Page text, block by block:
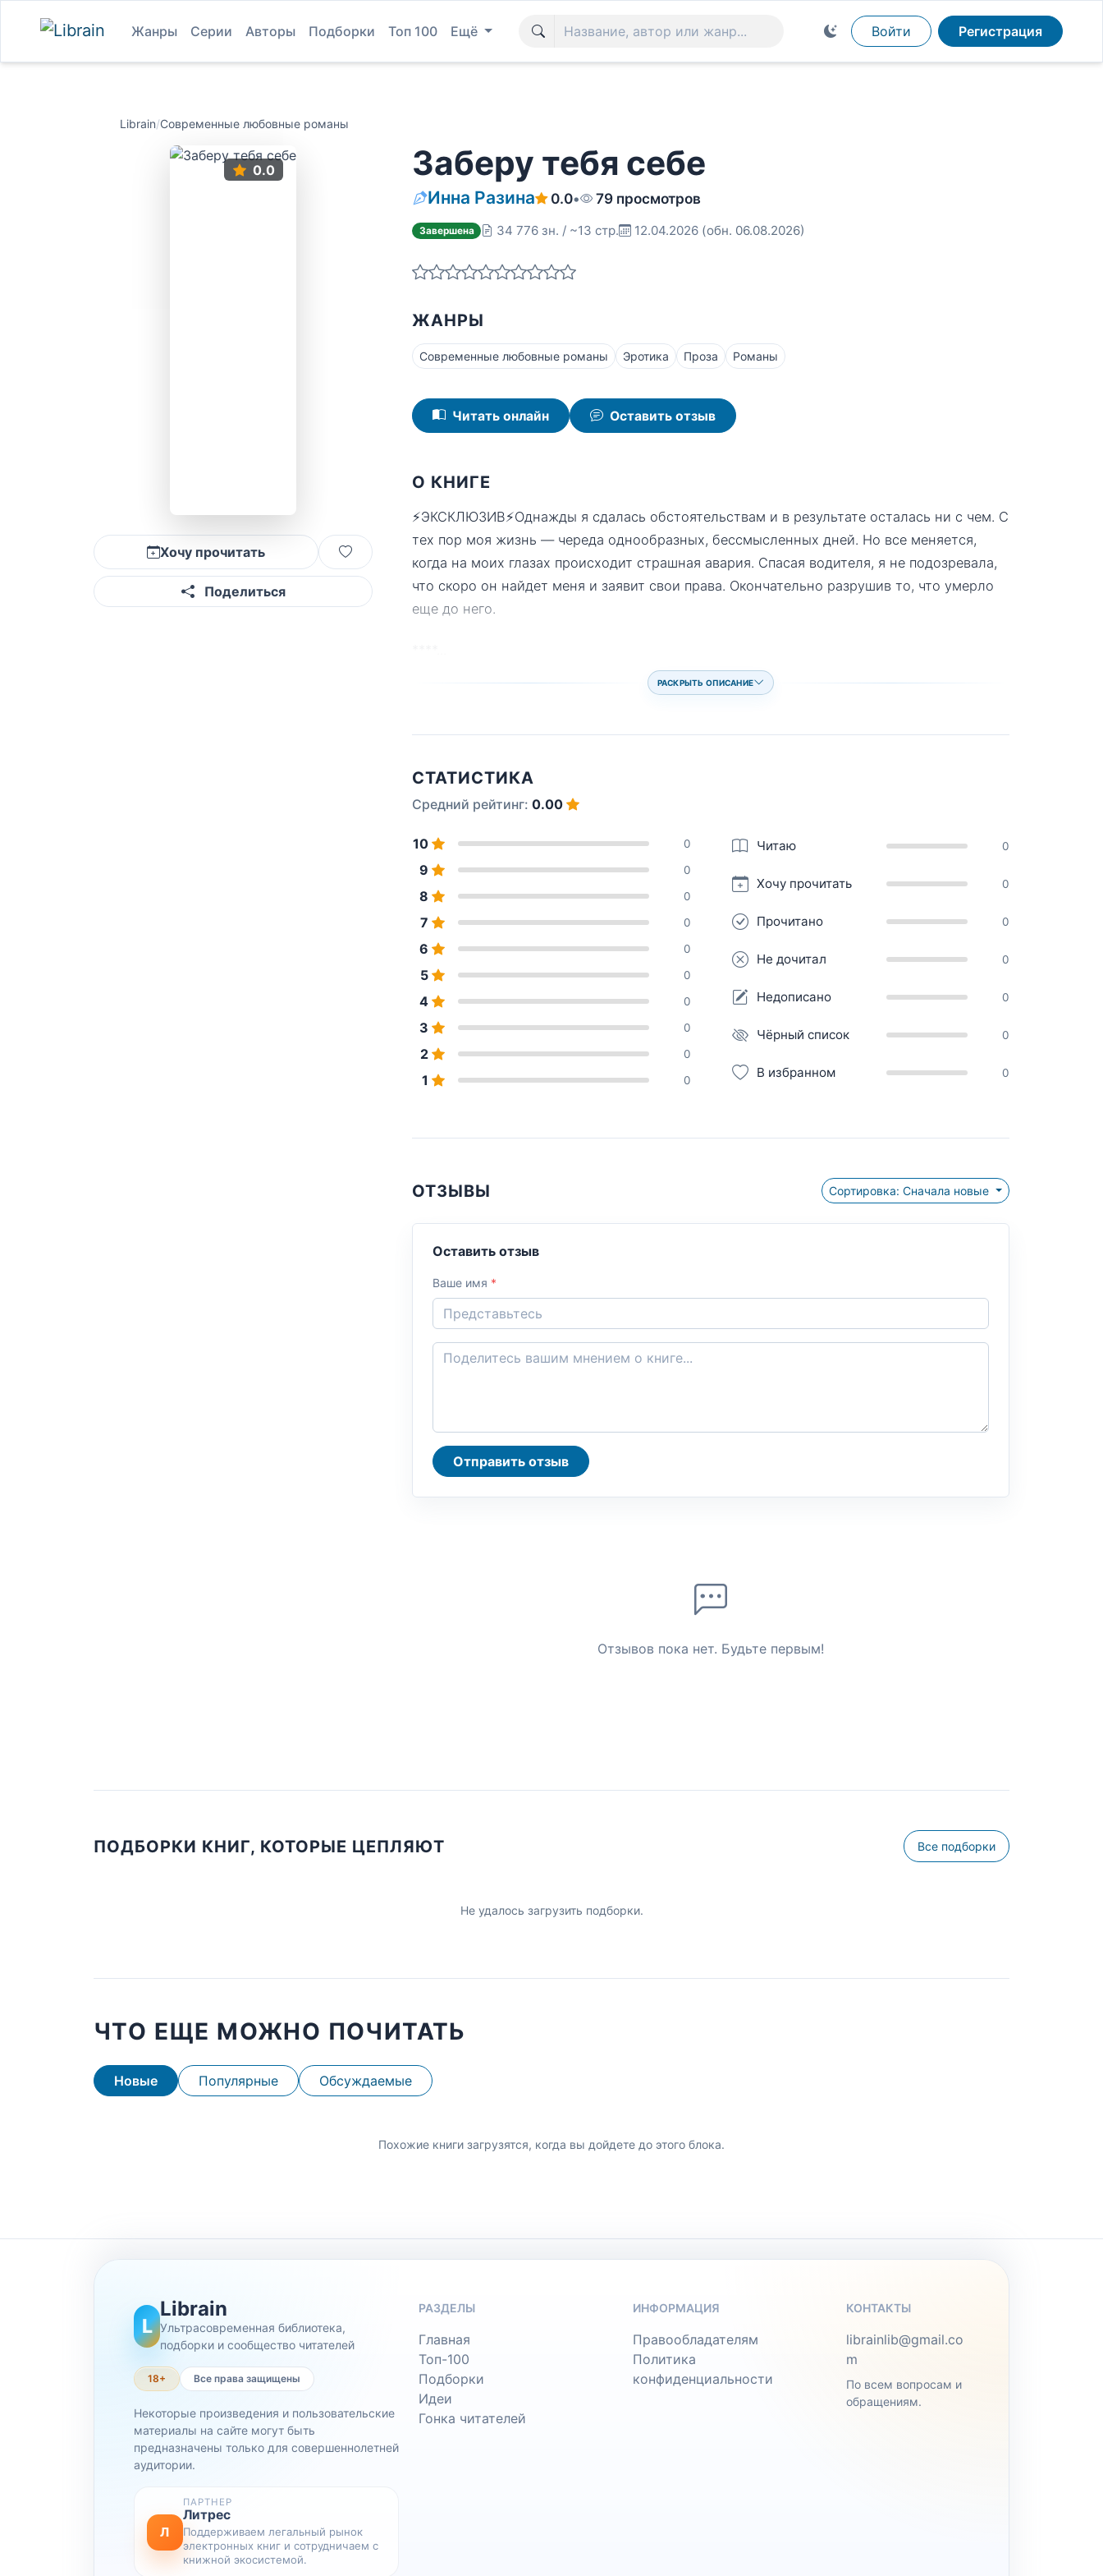
Жанры Серии Авторы Подборки Топ 100 Ещё Войти Регистрация
Librain/Современные любовные романы
0.0
Хочу прочитать
Поделиться
Заберу тебя себе
Инна Разина 0.0• 79 просмотров
Завершена 34 776 зн. / ~13 стр. 12.04.2026 (обн. 06.08.2026)
ЖАНРЫ
Современные любовные романы Эротика Проза Романы
Читать онлайн Оставить отзыв
О КНИГЕ
⚡️ЭКСКЛЮЗИВ⚡️Однажды я сдалась обстоятельствам и в результате осталась ни с чем. С
тех пор моя жизнь — череда однообразных, бессмысленных дней. Но все меняется,
когда на моих глазах происходит страшная авария. Спасая водителя, я не подозревала,
что скоро он найдет меня и заявит свои права. Окончательно разрушив то, что умерло
еще до него.
РАСКРЫТЬ ОПИСАНИЕ
СТАТИСТИКА
Средний рейтинг: 0.00
10 0
9 0
8 0
7 0
6 0
5 0
4 0
3 0
2 0
1 0
Читаю 0
Хочу прочитать 0
Прочитано 0
Не дочитал 0
Недописано 0
Чёрный список 0
В избранном 0
ОТЗЫВЫ Сортировка: Сначала новые
Оставить отзыв
Ваше имя *
Отправить отзыв
Отзывов пока нет. Будьте первым!
ПОДБОРКИ КНИГ, КОТОРЫЕ ЦЕПЛЯЮТ Все подборки
Не удалось загрузить подборки.
ЧТО ЕЩЕ МОЖНО ПОЧИТАТЬ
Новые Популярные Обсуждаемые
Похожие книги загрузятся, когда вы дойдете до этого блока.
L
Librain
Ультрасовременная библиотека,
подборки и сообщество читателей
18+ Все права защищены
Некоторые произведения и пользовательские
материалы на сайте могут быть
предназначены только для совершеннолетней
аудитории.
Л
ПАРТНЕР
Литрес
Поддерживаем легальный рынок
электронных книг и сотрудничаем с
книжной экосистемой.
РАЗДЕЛЫ
Главная
Топ-100
Подборки
Идеи
Гонка читателей
ИНФОРМАЦИЯ
Правообладателям
Политика
конфиденциальности
КОНТАКТЫ
librainlib@gmail.co
m
По всем вопросам и
обращениям.